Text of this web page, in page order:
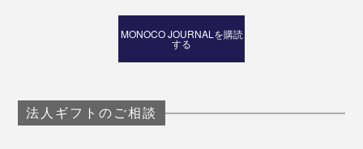
MONOCO JOURNALを購読
する
法人ギフトのご相談